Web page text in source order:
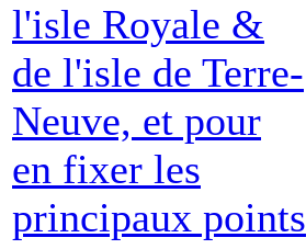
l'isle Royale &
de l'isle de Terre-
Neuve, et pour
en fixer les
principaux points